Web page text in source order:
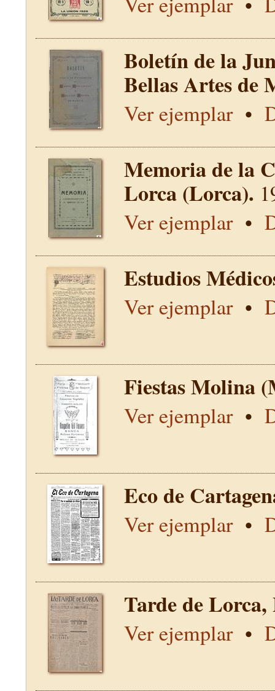
Boletín de la
Bellas Artes
Ver ejemplar•
Memoria de la
Lorca (Lorca).
Ver ejemplar•
Estudios
Ver ejemplar•
Fiestas Molina
Ver ejemplar•
Eco de
Ver ejemplar•
Tarde de
Ver ejemplar•